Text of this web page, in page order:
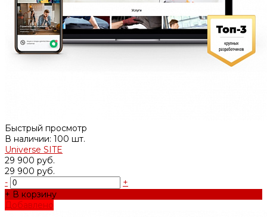
Быстрый просмотр
В наличии: 100 шт.
Universe SITE
29 900 руб.
29 900 руб.
-
+
+ В корзину
Добавлено